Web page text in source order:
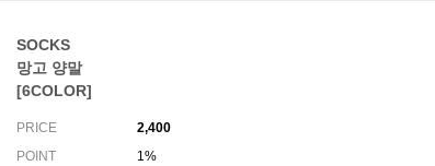
SOCKS
망고 양말
[6COLOR]
PRICE
2,400
POINT
1%